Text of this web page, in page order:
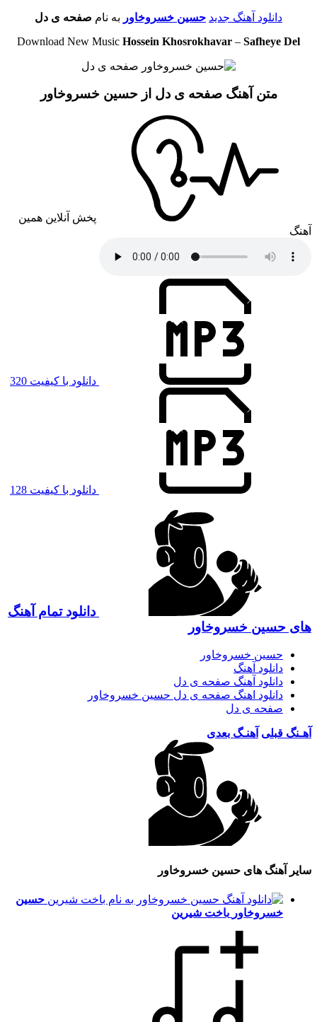
دانلود آهنگ جدید حسین خسروخاور به نام صفحه ی دل
Download New Music Hossein Khosrokhavar – Safheye Del
متن آهنگ صفحه ی دل از حسین خسروخاور
پخش آنلاین همین
آهنگ
دانلود با کیفیت 320
دانلود با کیفیت 128
دانلود تمام آهنگ
های حسین خسروخاور
حسین خسروخاور
دانلود آهنگ
دانلود آهنگ صفحه ی دل
دانلود اهنگ صفحه ی دل حسین خسروخاور
صفحه ی دل
آهـنگ قبلی آهنـگ بعدی
سایر آهنگ های حسین خسروخاور
حسین
خسروخاور باخت شیرین